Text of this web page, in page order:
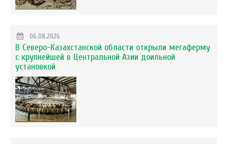
06.08.2026
В Северо-Казахстанской области открыли мегаферму
с крупнейшей в Центральной Азии доильной
установкой